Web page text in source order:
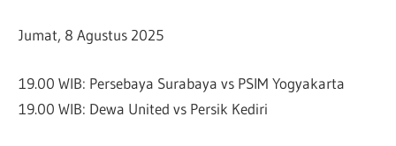
Jumat, 8 Agustus 2025
19.00 WIB: Persebaya Surabaya vs PSIM Yogyakarta
19.00 WIB: Dewa United vs Persik Kediri